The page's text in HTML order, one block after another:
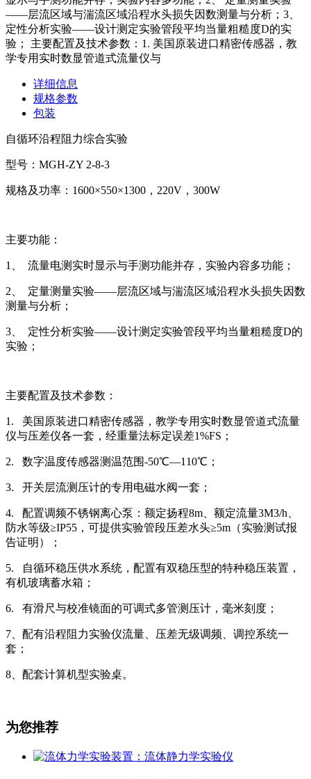
——层流区域与湍流区域沿程水头损失因数测量与分析；3、
定性分析实验——设计测定实验管段平均当量粗糙度D的实
验； 主要配置及技术参数：1. 美国原装进口精密传感器，教
学专用实时数显管道式流量仪与
详细信息
规格参数
包装
自循环沿程阻力综合实验
型号：MGH-ZY 2-8-3
规格及功率：1600×550×1300，220V，300W
主要功能：
1、 流量电测实时显示与手测功能并存，实验内容多功能；
2、 定量测量实验——层流区域与湍流区域沿程水头损失因数
测量与分析；
3、 定性分析实验——设计测定实验管段平均当量粗糙度D的
实验；
主要配置及技术参数：
1. 美国原装进口精密传感器，教学专用实时数显管道式流量
仪与压差仪各一套，经重量法标定误差1%FS；
2. 数字温度传感器测温范围-50℃—110℃；
3. 开关层流测压计的专用电磁水阀一套；
4. 配置调频不锈钢离心泵：额定扬程8m、额定流量3M3/h、
防水等级≥IP55，可提供实验管段压差水头≥5m（实验测试报
告证明）；
5. 自循环稳压供水系统，配置有双稳压型的特种稳压装置，
有机玻璃蓄水箱；
6. 有滑尺与校准镜面的可调式多管测压计，毫米刻度；
7、配有沿程阻力实验仪流量、压差无级调频、调控系统一
套；
8、配套计算机型实验桌。
为您推荐